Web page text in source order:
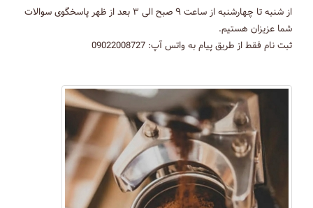
از شنبه تا چهارشنبه از ساعت ۹ صبح الی ۳ بعد از ظهر پاسخگوی سوالات
شما عزیزان هستیم.
ثبت نام فقط از طریق پیام به واتس آپ: 09022008727